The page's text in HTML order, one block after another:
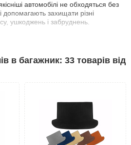
автомобілі не обходяться без
допомагають захищати різні
ушкоджень і забруднень.
в багажник
може використовуватися в
відділення все одно піддається
автомобіля. Такі пошкодження можуть
включно з корозією та іржею.
Митсубиси Лансер 9 надійно
та подовжить їхній термін
в багажник: 33 товарів від